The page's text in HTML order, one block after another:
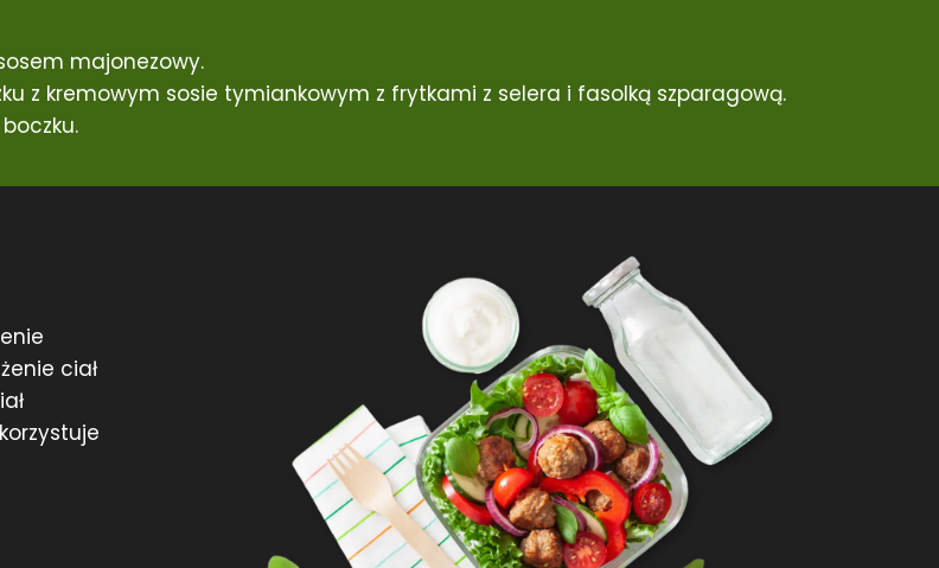
majonezowy.
z kremowym sosie tymiankowym z frytkami z selera i fasolką szparagową.
ciał